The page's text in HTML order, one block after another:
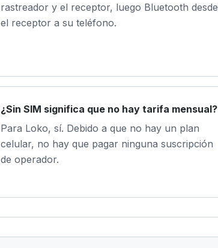
rastreador y el receptor, luego Bluetooth desde
el receptor a su teléfono.
¿Sin SIM significa que no hay tarifa mensual?
Para Loko, sí. Debido a que no hay un plan
celular, no hay que pagar ninguna suscripción
de operador.